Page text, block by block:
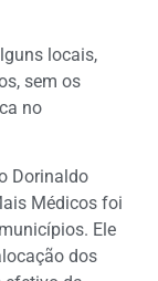
locais,
sem os
no
Dorinaldo
Médicos foi
Ele
dos